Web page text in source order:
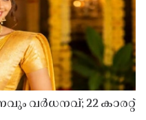
വർധനവ്; 22 കാരറ്റ്